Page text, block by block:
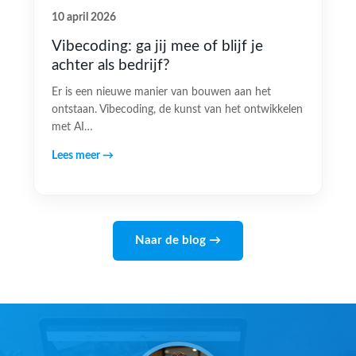
10 april 2026
Vibecoding: ga jij mee of blijf je
achter als bedrijf?
Er is een nieuwe manier van bouwen aan het
ontstaan. Vibecoding, de kunst van het ontwikkelen
met AI…
Lees meer →
Naar de blog →